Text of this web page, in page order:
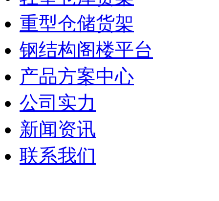
重型仓储货架
钢结构阁楼平台
产品方案中心
公司实力
新闻资讯
联系我们